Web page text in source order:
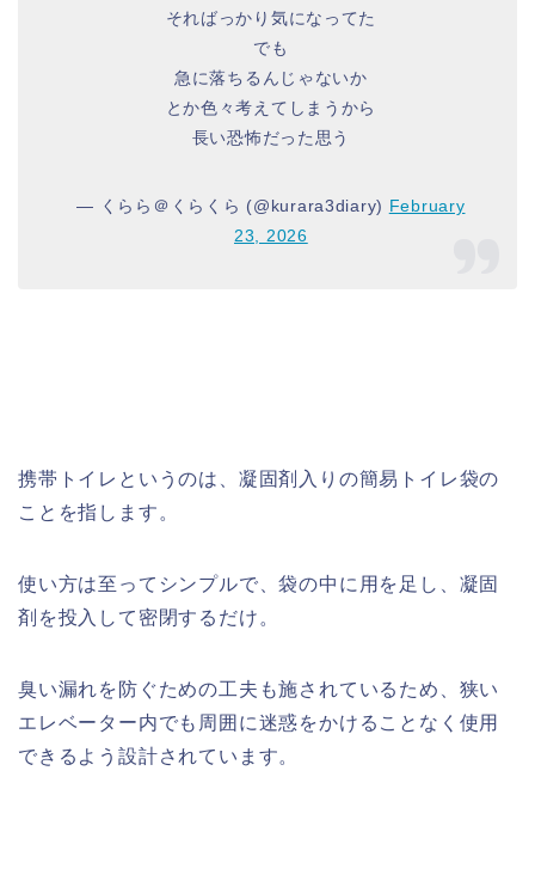
そればっかり気になってた
でも
急に落ちるんじゃないか
とか色々考えてしまうから
長い恐怖だった思う
— くらら＠くらくら (@kurara3diary) February
23, 2026
携帯トイレというのは、凝固剤入りの簡易トイレ袋の
ことを指します。
使い方は至ってシンプルで、袋の中に用を足し、凝固
剤を投入して密閉するだけ。
臭い漏れを防ぐための工夫も施されているため、狭い
エレベーター内でも周囲に迷惑をかけることなく使用
できるよう設計されています。